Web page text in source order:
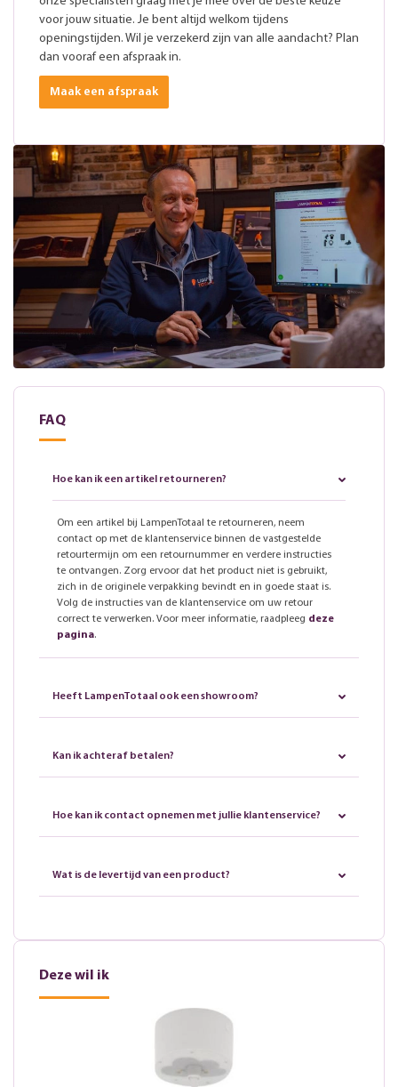
voor jouw situatie. Je bent altijd welkom tijdens
openingstijden. Wil je verzekerd zijn van alle aandacht? Plan
dan vooraf een afspraak in.
Maak een afspraak
FAQ
Hoe kan ik een artikel retourneren?
Om een artikel bij LampenTotaal te retourneren, neem
contact op met de klantenservice binnen de vastgestelde
retourtermijn om een retournummer en verdere instructies
te ontvangen. Zorg ervoor dat het product niet is gebruikt,
zich in de originele verpakking bevindt en in goede staat is.
Volg de instructies van de klantenservice om uw retour
correct te verwerken. Voor meer informatie, raadpleeg deze
pagina.
Heeft LampenTotaal ook een showroom?
Kan ik achteraf betalen?
Hoe kan ik contact opnemen met jullie klantenservice?
Wat is de levertijd van een product?
Deze wil ik